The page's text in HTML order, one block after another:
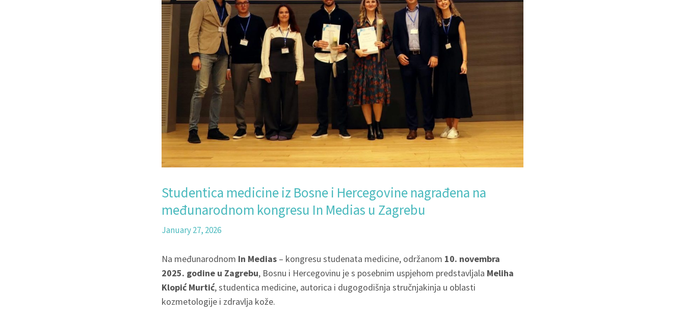
Studentica medicine iz Bosne i Hercegovine nagrađena na
međunarodnom kongresu In Medias u Zagrebu
January 27, 2026
Na međunarodnom In Medias – kongresu studenata medicine, održanom 10. novembra
2025. godine u Zagrebu, Bosnu i Hercegovinu je s posebnim uspjehom predstavljala Meliha
Klopić Murtić, studentica medicine, autorica i dugogodišnja stručnjakinja u oblasti
kozmetologije i zdravlja kože.